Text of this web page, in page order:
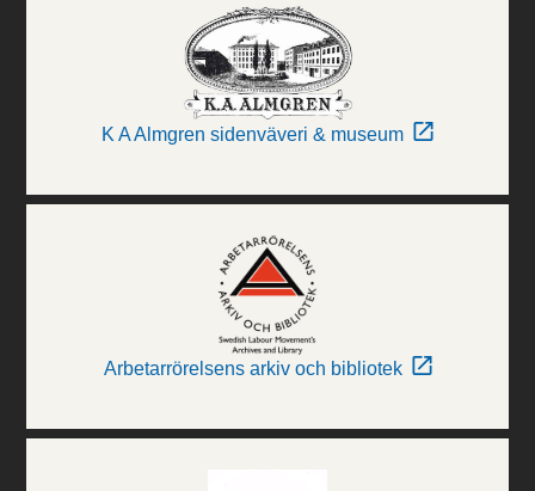
K A Almgren sidenväveri & museum
Arbetarrörelsens arkiv och bibliotek